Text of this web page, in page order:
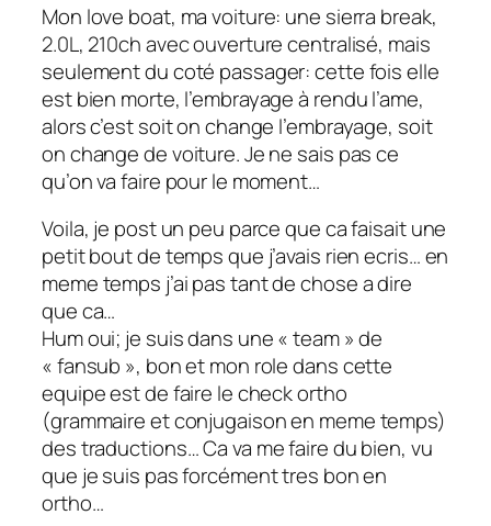
Mon love boat, ma voiture: une sierra break,
2.0L, 210ch avec ouverture centralisé, mais
seulement du coté passager: cette fois elle
est bien morte, l’embrayage à rendu l’ame,
alors c’est soit on change l’embrayage, soit
on change de voiture. Je ne sais pas ce
qu’on va faire pour le moment…
Voila, je post un peu parce que ca faisait une
petit bout de temps que j’avais rien ecris… en
meme temps j’ai pas tant de chose a dire
que ca…
Hum oui; je suis dans une « team » de
« fansub », bon et mon role dans cette
equipe est de faire le check ortho
(grammaire et conjugaison en meme temps)
des traductions… Ca va me faire du bien, vu
que je suis pas forcément tres bon en
ortho…